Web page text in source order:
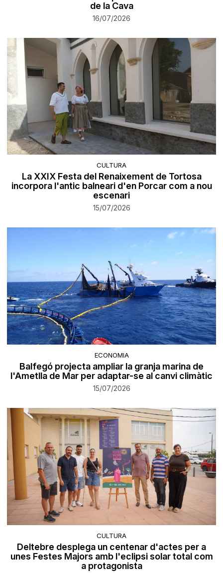
de la Cava
16/07/2026
CULTURA
La XXIX Festa del Renaixement de Tortosa
incorpora l'antic balneari d'en Porcar com a nou
escenari
15/07/2026
ECONOMIA
Balfegó projecta ampliar la granja marina de
l'Ametlla de Mar per adaptar-se al canvi climàtic
15/07/2026
CULTURA
Deltebre desplega un centenar d'actes per a
unes Festes Majors amb l'eclipsi solar total com
a protagonista